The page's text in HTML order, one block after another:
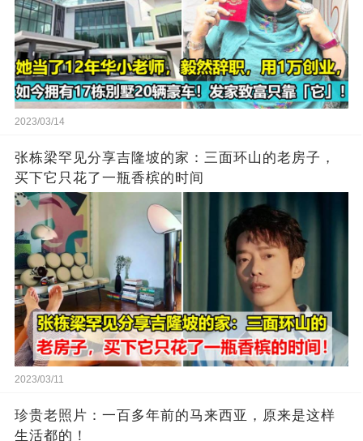
2023/03/14
张栋梁罕见分享吉隆坡的家：三面环山的老房子，
买下它只花了一瓶香槟的时间
2023/03/11
珍贵老照片：一百多年前的马来西亚，原来是这样
生活都的！